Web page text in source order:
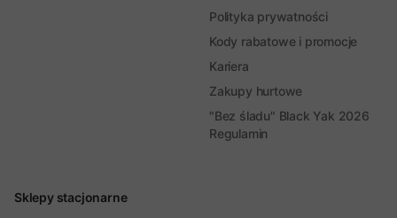
Sklepy stacjonarne
Polityka prywatności
Kody rabatowe i promocje
Kariera
Zakupy hurtowe
"Bez śladu" Black Yak 2026
Regulamin